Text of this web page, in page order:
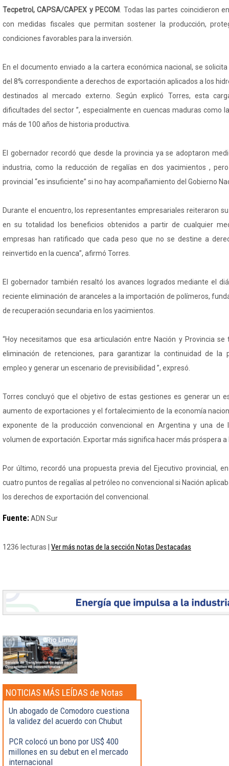
Tecpetrol, CAPSA/CAPEX y PECOM
. Todas las partes coincidieron
con medidas fiscales que permitan sostener la producción,
condiciones favorables para la inversión.
En el documento enviado a la cartera económica nacional, se
del 8% correspondiente a derechos de exportación aplicados a los
destinados al mercado externo. Según explicó Torres, esta
dificultades del sector ”, especialmente en cuencas maduras como
más de 100 años de historia productiva.
El gobernador recordó que desde la provincia ya se adoptaron
industria, como la reducción de regalías en dos yacimientos ,
provincial “es insuficiente” si no hay acompañamiento del Gobierno
Durante el encuentro, los representantes empresariales reiteraron
en su totalidad los beneficios obtenidos a partir de cualquier
empresas han ratificado que cada peso que no se destine a
reinvertido en la cuenca”, afirmó Torres.
El gobernador también resaltó los avances logrados mediante el
reciente eliminación de aranceles a la importación de polímeros,
de recuperación secundaria en los yacimientos.
“Hoy necesitamos que esa articulación entre Nación y Provincia
eliminación de retenciones, para garantizar la continuidad de la
empleo y generar un escenario de previsibilidad ”, expresó.
Torres concluyó que el objetivo de estas gestiones es generar un
aumento de exportaciones y el fortalecimiento de la economía
exponente de la producción convencional en Argentina y una de
volumen de exportación. Exportar más significa hacer más próspera a
Por último, recordó una propuesta previa del Ejecutivo provincial,
cuatro puntos de regalías al petróleo no convencional si Nación
los derechos de exportación del convencional.
Fuente:ADN Sur
1236 lecturas | Ver más notas de la sección Notas Destacadas
NOTICIAS MÁS LEÍDAS de Notas
Destacadas
Un abogado de Comodoro cuestiona
la validez del acuerdo con Chubut
PCR colocó un bono por US$ 400
millones en su debut en el mercado
internacional